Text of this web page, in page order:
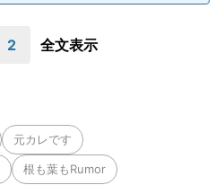
2 全文表示
元カレです
根も葉もRumor